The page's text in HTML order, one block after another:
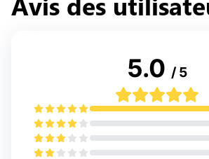
5.0 / 5